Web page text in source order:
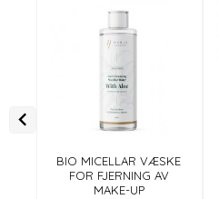
BIO MICELLAR VÆSKE
FOR FJERNING AV
MAKE-UP